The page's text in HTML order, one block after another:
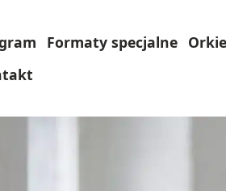
Formaty specjalne